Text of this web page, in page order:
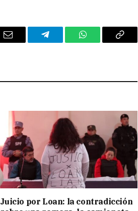
Email Telegram WhatsAppCopy
Juicio por Loan: la contradicción